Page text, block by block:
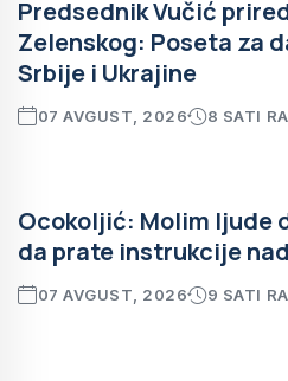
Predsednik Vučić
Zelenskog: Poseta za
Srbije i Ukrajine
07 AVGUST, 2026 8 SATI
Ocokoljić: Molim ljude
da prate instrukcije
07 AVGUST, 2026 9 SATI